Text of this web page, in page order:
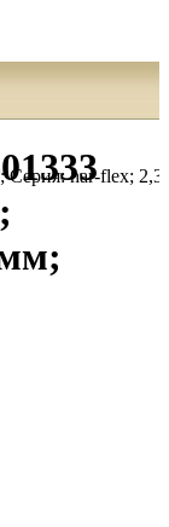
Серия: har-flex;